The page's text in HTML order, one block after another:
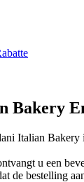
Bakery
Italian
u een
de bestelling